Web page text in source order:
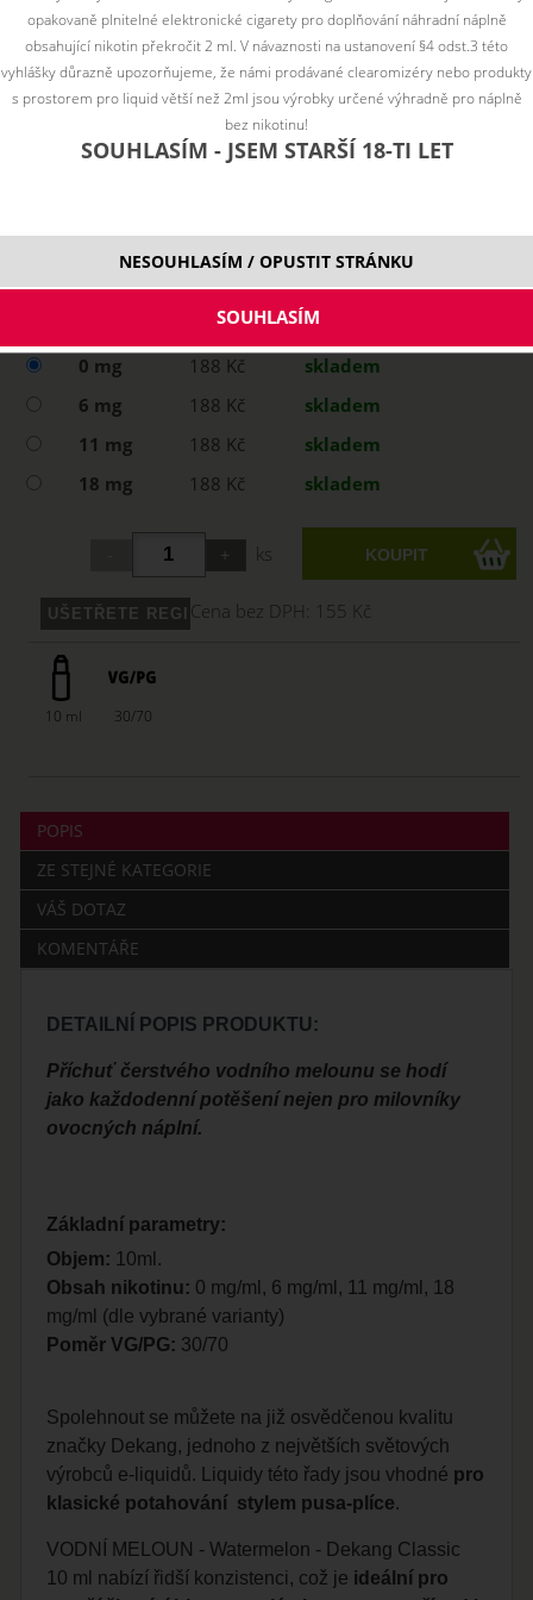
0 mg
188 Kč
skladem
6 mg
188 Kč
skladem
11 mg
188 Kč
skladem
18 mg
188 Kč skladem
ks
Cena bez DPH: 155 Kč
10 ml 30/70
POPIS
ZE STEJNÉ KATEGORIE
VÁŠ DOTAZ
KOMENTÁŘE
DETAILNÍ POPIS PRODUKTU:
Příchuť čerstvého vodního melounu se hodí
jako každodenní potěšení nejen pro milovníky
ovocných náplní.
Základní parametry:
Objem: 10ml.
Obsah nikotinu: 0 mg/ml, 6 mg/ml, 11 mg/ml, 18
mg/ml (dle vybrané varianty)
Poměr VG/PG: 30/70
Spolehnout se můžete na již osvědčenou kvalitu
značky Dekang, jednoho z největších světových
výrobců e-liquidů. Liquidy této řady jsou vhodné pro
klasické potahování stylem pusa-plíce.
VODNÍ MELOUN - Watermelon - Dekang Classic
10 ml nabízí řidší konzistenci, což je ideální pro
opakovaně plnitelné elektronické cigarety pro doplňování náhradní náplně
obsahující nikotin překročit 2 ml. V návaznosti na ustanovení §4 odst.3 této
vyhlášky důrazně upozorňujeme, že námi prodávané clearomizéry nebo produkty
s prostorem pro liquid větší než 2ml jsou výrobky určené výhradně pro náplně
bez nikotinu!
SOUHLASÍM - JSEM STARŠÍ 18-TI LET
NESOUHLASÍM / OPUSTIT STRÁNKU